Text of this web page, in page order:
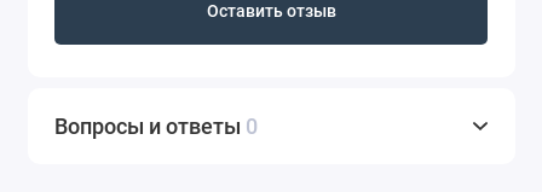
Оставить отзыв
Вопросы и ответы 0